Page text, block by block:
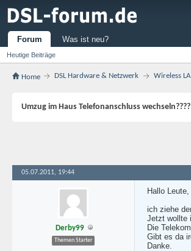
Forum
Heutige Beiträge
Was ist neu?
Home DSL Hardware & Netzwerk Wireless
Umzug im Haus Telefonanschluss wechseln????
05.07.2011, 19:44
Derby99
Themen Starter
Hallo Leute,
ich ziehe
Jetzt wollte
Die
Gibt es da
Danke.